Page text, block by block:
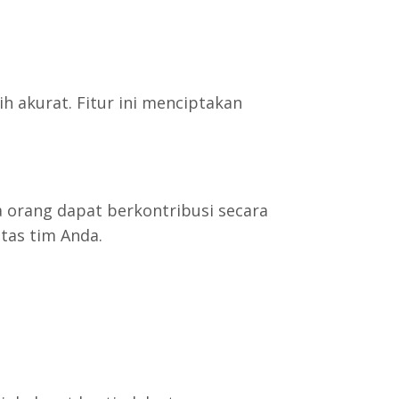
akurat. Fitur ini menciptakan
orang dapat berkontribusi secara
tim Anda.